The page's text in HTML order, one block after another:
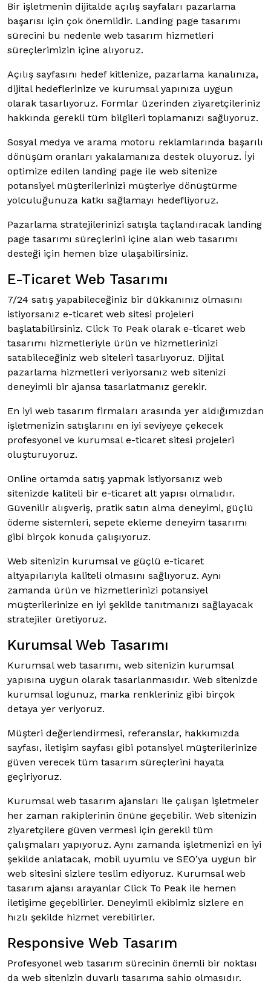
Bir işletmenin dijitalde açılış sayfaları pazarlama
başarısı için çok önemlidir. Landing page tasarımı
sürecini bu nedenle web tasarım hizmetleri
süreçlerimizin içine alıyoruz.
Açılış sayfasını hedef kitlenize, pazarlama kanalınıza,
dijital hedeflerinize ve kurumsal yapınıza uygun
olarak tasarlıyoruz. Formlar üzerinden ziyaretçileriniz
hakkında gerekli tüm bilgileri toplamanızı sağlıyoruz.
Sosyal medya ve arama motoru reklamlarında başarılı
dönüşüm oranları yakalamanıza destek oluyoruz. İyi
optimize edilen landing page ile web sitenize
potansiyel müşterilerinizi müşteriye dönüştürme
yolculuğunuza katkı sağlamayı hedefliyoruz.
Pazarlama stratejilerinizi satışla taçlandıracak landing
page tasarımı süreçlerini içine alan web tasarımı
desteği için hemen bize ulaşabilirsiniz.
E-Ticaret Web Tasarımı
7/24 satış yapabileceğiniz bir dükkanınız olmasını
istiyorsanız e-ticaret web sitesi projeleri
başlatabilirsiniz. Click To Peak olarak e-ticaret web
tasarımı hizmetleriyle ürün ve hizmetlerinizi
satabileceğiniz web siteleri tasarlıyoruz. Dijital
pazarlama hizmetleri veriyorsanız web sitenizi
deneyimli bir ajansa tasarlatmanız gerekir.
En iyi web tasarım firmaları arasında yer aldığımızdan
işletmenizin satışlarını en iyi seviyeye çekecek
profesyonel ve kurumsal e-ticaret sitesi projeleri
oluşturuyoruz.
Online ortamda satış yapmak istiyorsanız web
sitenizde kaliteli bir e-ticaret alt yapısı olmalıdır.
Güvenilir alışveriş, pratik satın alma deneyimi, güçlü
ödeme sistemleri, sepete ekleme deneyim tasarımı
gibi birçok konuda çalışıyoruz.
Web sitenizin kurumsal ve güçlü e-ticaret
altyapılarıyla kaliteli olmasını sağlıyoruz. Aynı
zamanda ürün ve hizmetlerinizi potansiyel
müşterilerinize en iyi şekilde tanıtmanızı sağlayacak
stratejiler üretiyoruz.
Kurumsal Web Tasarımı
Kurumsal web tasarımı, web sitenizin kurumsal
yapısına uygun olarak tasarlanmasıdır. Web sitenizde
kurumsal logunuz, marka renkleriniz gibi birçok
detaya yer veriyoruz.
Müşteri değerlendirmesi, referanslar, hakkımızda
sayfası, iletişim sayfası gibi potansiyel müşterilerinize
güven verecek tüm tasarım süreçlerini hayata
geçiriyoruz.
Kurumsal web tasarım ajansları ile çalışan işletmeler
her zaman rakiplerinin önüne geçebilir. Web sitenizin
ziyaretçilere güven vermesi için gerekli tüm
çalışmaları yapıyoruz. Aynı zamanda işletmenizi en iyi
şekilde anlatacak, mobil uyumlu ve SEO’ya uygun bir
web sitesini sizlere teslim ediyoruz. Kurumsal web
tasarım ajansı arayanlar Click To Peak ile hemen
iletişime geçebilirler. Deneyimli ekibimiz sizlere en
hızlı şekilde hizmet verebilirler.
Responsive Web Tasarım
Profesyonel web tasarım sürecinin önemli bir noktası
da web sitenizin duyarlı tasarıma sahip olmasıdır.